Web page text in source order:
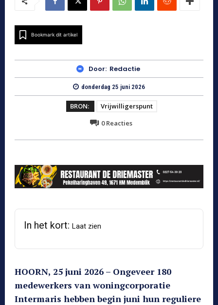
Bookmark dit artikel
Door: Redactie
donderdag 25 juni 2026
BRON:
Vrijwilligerspunt
0Reacties
In het kort: Laat zien
HOORN, 25 juni 2026 – Ongeveer 180
medewerkers van woningcorporatie
Intermaris hebben begin juni hun reguliere